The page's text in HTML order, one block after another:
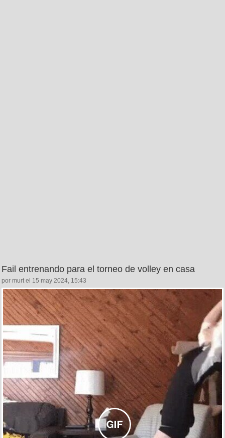
Fail entrenando para el torneo de volley en casa
por murt el 15 may 2024, 15:43